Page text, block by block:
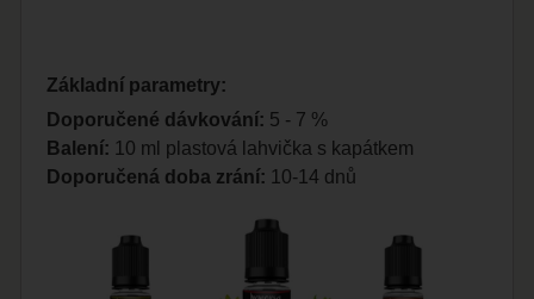
Základní parametry:
Doporučené dávkování: 5 - 7 %
Balení: 10 ml plastová lahvička s kapátkem
Doporučená doba zrání: 10-14 dnů